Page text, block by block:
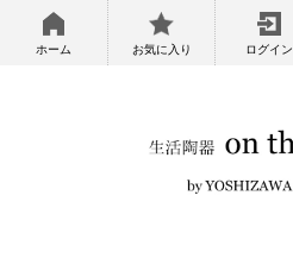
ホーム お気に入り ログイン